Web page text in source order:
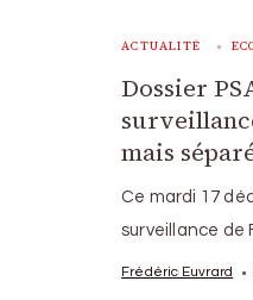
ACTUALITÉ
Dossier
mais
Ce mardi 17
surveillance de
Frédéric Euvrard